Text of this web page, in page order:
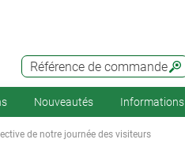
Référence de commande
Nouveautés Informations
de notre journée des visiteurs